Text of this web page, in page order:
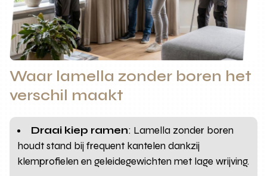
Waar lamella zonder boren het
verschil maakt
Draai kiep ramen: Lamella zonder boren
houdt stand bij frequent kantelen dankzij
klemprofielen en geleidegewichten met lage wrijving.